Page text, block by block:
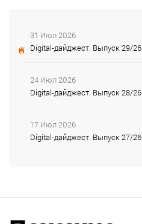
31 Июл 2026
Digital-дайджест. Выпуск 29/26
24 Июл 2026
Digital-дайджест. Выпуск 28/26
17 Июл 2026
Digital-дайджест. Выпуск 27/26